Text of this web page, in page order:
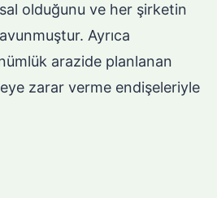
olduğunu ve her şirketin
Ayrıca
arazide planlanan
zarar verme endişeleriyle